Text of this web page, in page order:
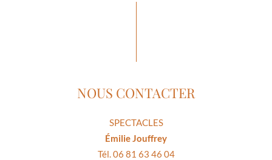
NOUS CONTACTER
SPECTACLES
Émilie Jouffrey
Tél. 06 81 63 46 04